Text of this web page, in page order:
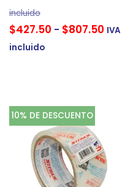
en
0
de
5
incluido
$427.50 - $807.50 IVA
incluido
10% DE DESCUENTO